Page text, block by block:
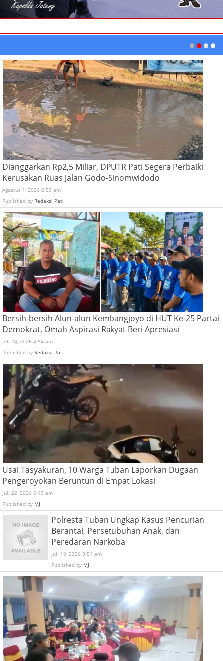
Dianggarkan Rp2,5 Miliar, DPUTR Pati Segera Perbaiki
Kerusakan Ruas Jalan Godo-Sinomwidodo
Agustus 1, 2026 6:53 am
Published by Redaksi Pati
Bersih-bersih Alun-alun Kembangjoyo di HUT Ke-25 Partai
Demokrat, Omah Aspirasi Rakyat Beri Apresiasi
Juli 24, 2026 4:54 am
Published by Redaksi Pati
Usai Tasyakuran, 10 Warga Tuban Laporkan Dugaan
Pengeroyokan Beruntun di Empat Lokasi
Juli 22, 2026 6:43 am
Published by MJ
Polresta Tuban Ungkap Kasus Pencurian
Berantai, Persetubuhan Anak, dan
Peredaran Narkoba
Juli 19, 2026 3:54 am
Published by MJ